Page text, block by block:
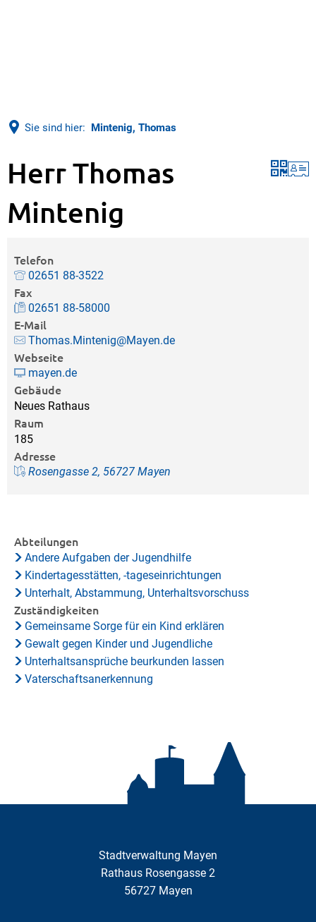
Sie sind hier: Mintenig, Thomas
Herr Thomas
Mintenig
Telefon
02651 88-3522
Fax
02651 88-58000
E-Mail
Thomas.Mintenig@Mayen.de
Webseite
mayen.de
Gebäude
Neues Rathaus
Raum
185
Adresse
Rosengasse 2, 56727 Mayen
Abteilungen
Andere Aufgaben der Jugendhilfe
Kindertagesstätten, -tageseinrichtungen
Unterhalt, Abstammung, Unterhaltsvorschuss
Zuständigkeiten
Gemeinsame Sorge für ein Kind erklären
Gewalt gegen Kinder und Jugendliche
Unterhaltsansprüche beurkunden lassen
Vaterschaftsanerkennung
Stadtverwaltung Mayen
Rathaus Rosengasse 2
56727 Mayen